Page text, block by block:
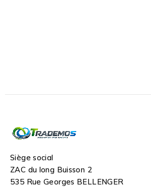
Siège social
ZAC du long Buisson 2
535 Rue Georges BELLENGER